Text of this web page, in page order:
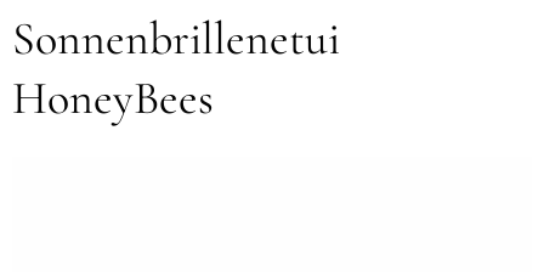
Sonnenbrillenetui
HoneyBees